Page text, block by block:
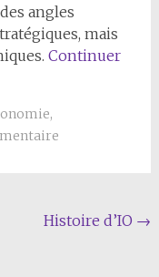
angles
mais
Continuer
,
Histoire d’IO →